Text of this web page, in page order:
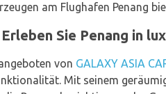
am Flughafen Penang
Sie Penang in
von GALAXY ASIA
Mit seinem